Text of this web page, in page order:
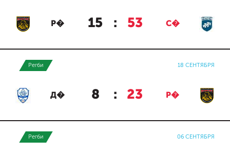
Р� 15 : 53 С�
Регби 18 СЕНТЯБРЯ
Д� 8 : 23 Р�
Регби 06 СЕНТЯБРЯ